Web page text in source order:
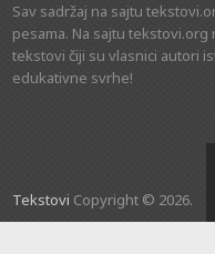
Sav sadržaj na sajtu
pesama. Na sajtu
tekstovi čiji su vlasnici autori
edukativne svrhe!
Tekstovi Copyright © 2026.